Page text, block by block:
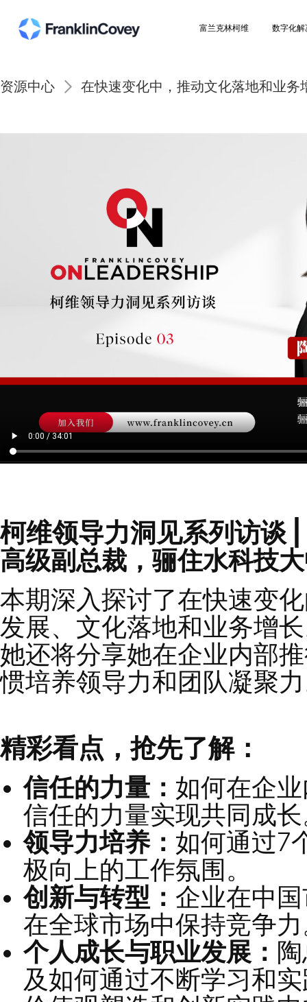
富兰克林柯维
柯维领导力洞见系列
高级副总裁，骊住水
本期深入探讨了在快
发展、文化落地和业
她还将分享她在企业
惯培养领导力和团队
精彩看点，抢先了解：
信任的力量：如何在
信任的力量实现共同
领导力培养：如何通